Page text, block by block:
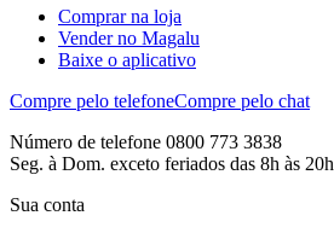
Comprar na loja
Vender no Magalu
Baixe o aplicativo
Compre pelo telefoneCompre pelo chat
Número de telefone 0800 773 3838
Seg. à Dom. exceto feriados das 8h às 20h
Sua conta